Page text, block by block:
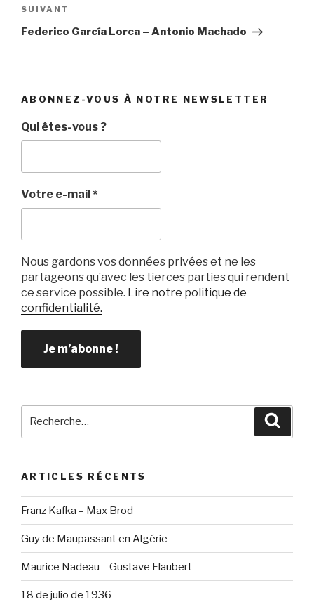
Article
suivant
SUIVANT
Federico García Lorca – Antonio Machado
ABONNEZ-VOUS À NOTRE NEWSLETTER
Qui êtes-vous ?
Votre e-mail*
Nous gardons vos données privées et ne les
partageons qu’avec les tierces parties qui rendent
ce service possible. Lire notre politique de
confidentialité.
ARTICLES RÉCENTS
Franz Kafka – Max Brod
Guy de Maupassant en Algérie
Maurice Nadeau – Gustave Flaubert
18 de julio de 1936